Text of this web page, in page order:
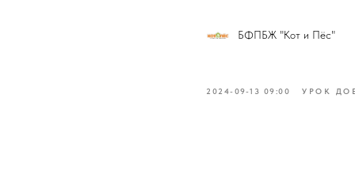
БФПБЖ "Кот и Пёс"
2024-09-13 09:00 УРОК